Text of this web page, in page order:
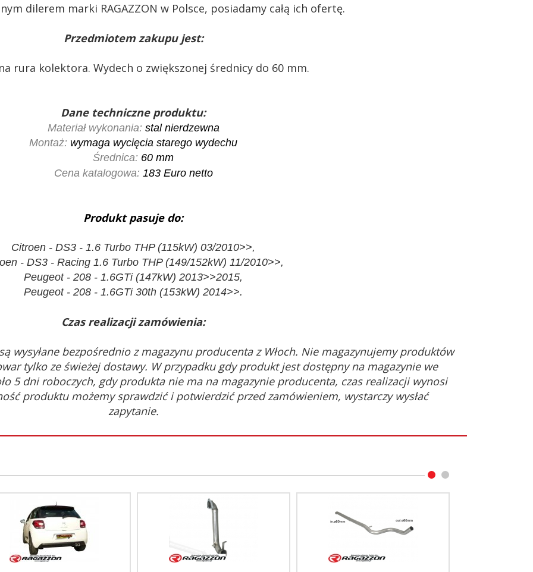
dilerem marki RAGAZZON w Polsce, posiadamy całą ich ofertę.
Przedmiotem zakupu jest:
rura kolektora. Wydech o zwiększonej średnicy do 60 mm.
Dane techniczne produktu:
Materiał wykonania: stal nierdzewna
Montaż: wymaga wycięcia starego wydechu
Średnica: 60 mm
Cena katalogowa: 183 Euro netto
Produkt pasuje do:
Citroen - DS3 - 1.6 Turbo THP (115kW) 03/2010>>,
- DS3 - Racing 1.6 Turbo THP (149/152kW) 11/2010>>,
Peugeot - 208 - 1.6GTi (147kW) 2013>>2015,
Peugeot - 208 - 1.6GTi 30th (153kW) 2014>>.
Czas realizacji zamówienia:
wysyłane bezpośrednio z magazynu producenta z Włoch. Nie magazynujemy produktów
tylko ze świeżej dostawy. W przypadku gdy produkt jest dostępny na magazynie we
5 dni roboczych, gdy produkta nie ma na magazynie producenta, czas realizacji wynosi
produktu możemy sprawdzić i potwierdzić przed zamówieniem, wystarczy wysłać
zapytanie.